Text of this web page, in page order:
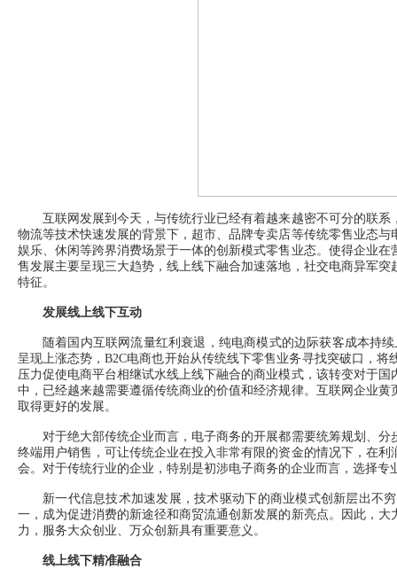
互联网发展到今天，与传统行业已经有着越来越密不可分的联系
物流等技术快速发展的背景下，超市、品牌专卖店等传统零售业态
娱乐、休闲等跨界消费场景于一体的创新模式零售业态。使得企业
售发展主要呈现三大趋势，线上线下融合加速落地，社交电商异军
特征。
发展线上线下互动
随着国内互联网流量红利衰退，纯电商模式的边际获客成本持续
呈现上涨态势，B2C电商也开始从传统线下零售业务寻找突破口，
压力促使电商平台相继试水线上线下融合的商业模式，该转变对于
中，已经越来越需要遵循传统商业的价值和经济规律。互联网企业
取得更好的发展。
对于绝大部传统企业而言，电子商务的开展都需要统筹规划、分
终端用户销售，可让传统企业在投入非常有限的资金的情况下，在
会。对于传统行业的企业，特别是初涉电子商务的企业而言，选择
新一代信息技术加速发展，技术驱动下的商业模式创新层出不穷
一，成为促进消费的新途径和商贸流通创新发展的新亮点。因此，
力，服务大众创业、万众创新具有重要意义。
线上线下精准融合